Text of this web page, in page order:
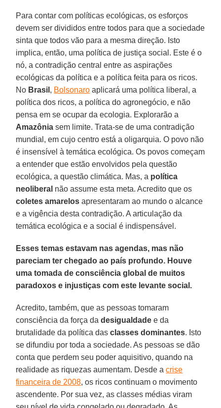
Para contar com políticas ecológicas, os esforços
devem ser divididos entre todos para que a sociedade
sinta que todos vão para a mesma direção. Isto
implica, então, uma política de justiça social. Este é o
nó, a contradição central entre as aspirações
ecológicas da política e a política feita para os ricos.
No Brasil , Bolsonaro aplicará uma política liberal, a
política dos ricos, a política do agronegócio, e não
pensa em se ocupar da ecologia. Explorarão a
Amazônia sem limite. Trata-se de uma contradição
mundial, em cujo centro está a oligarquia. O povo não
é insensível à temática ecológica. Os povos começam
a entender que estão envolvidos pela questão
ecológica, a questão climática. Mas, a política
neoliberal não assume esta meta. Acredito que os
coletes amarelos apresentaram ao mundo o alcance
e a vigência desta contradição. A articulação da
temática ecológica e a social é indispensável.
Esses temas estavam nas agendas, mas não
pareciam ter chegado ao país profundo. Houve
uma tomada de consciência global de muitos
paradoxos e injustiças com este levante social.
Acredito, também, que as pessoas tomaram
consciência da força dadesigualdade e da
brutalidade da política dasclasses dominantes. Isto
se difundiu por toda a sociedade. As pessoas se dão
conta que perdem seu poder aquisitivo, quando na
realidade as riquezas aumentam. Desde acrise
financeira de 2008, os ricos continuam o movimento
ascendente. Por sua vez, as classes médias viram